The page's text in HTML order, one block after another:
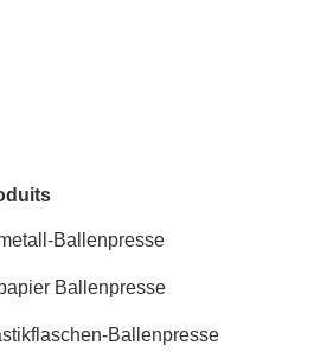
Ballenpresse
Ballenpresse
Ballenpresse